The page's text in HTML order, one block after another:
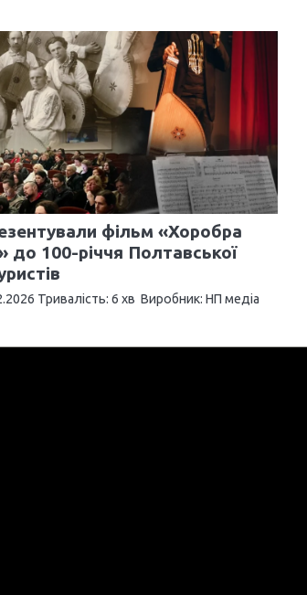
фільм «Хоробра
до 100-річчя Полтавської
Тривалість: 6 хв Виробник: НП медіа